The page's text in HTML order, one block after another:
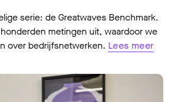
serie: de Greatwaves Benchmark.
metingen uit, waardoor we
over bedrijfsnetwerken. Lees meer